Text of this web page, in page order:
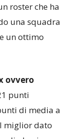
roster che ha
una squadra
un ottimo
ovvero
punti
di media a
miglior dato